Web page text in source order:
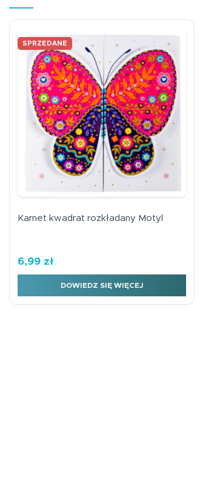
SPRZEDANE
Karnet kwadrat rozkładany Motyl
6,99 zł
DOWIEDZ SIĘ WIĘCEJ